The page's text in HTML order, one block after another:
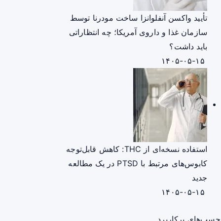
تأیید واکسن آنفلوانزا ساخت مودرنا توسط
سازمان غذا و داروی آمریکا؛ چه انتظاراتی
باید داشت؟
استفاده نسخه‌ای از THC: کاهش قابل‌توجه
کابوس‌های مرتبط با PTSD در یک مطالعه
جدید
پرکاربرد